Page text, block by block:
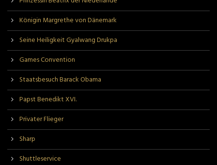
Königin Margrethe von Dänemark
Seine Heiligkeit Gyalwang Drukpa
Games Convention
Staatsbesuch Barack Obama
Papst Benedikt XVI.
Privater Flieger
Sharp
Shuttleservice